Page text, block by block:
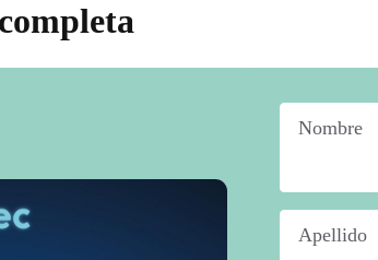
Nombre
Apellido